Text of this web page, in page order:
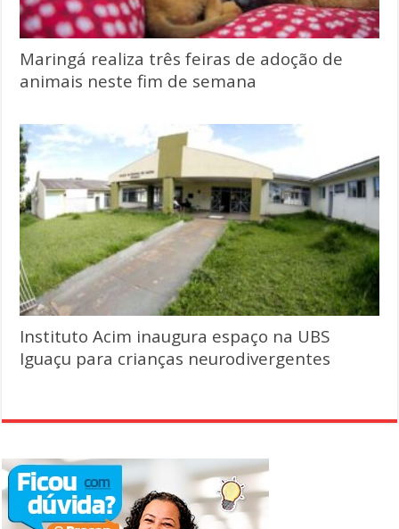
Maringá realiza três feiras de adoção de
animais neste fim de semana
Instituto Acim inaugura espaço na UBS
Iguaçu para crianças neurodivergentes